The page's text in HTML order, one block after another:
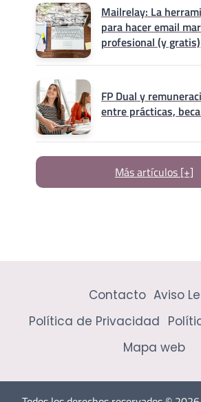
Mailrelay: La
para hacer email
profesional (y gratis)
FP Dual y
entre prácticas,
Más artículos [+]
Contacto Aviso
Política de Privacidad
Mapa web